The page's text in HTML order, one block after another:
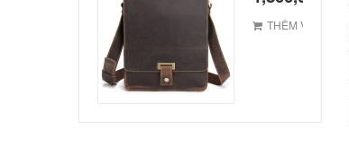
THÊM VÀO GIỎ